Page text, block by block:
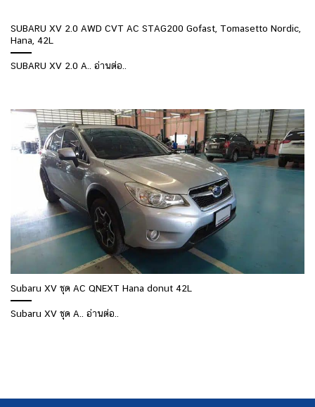
SUBARU XV 2.0 AWD CVT AC STAG200 Gofast, Tomasetto Nordic,
Hana, 42L
SUBARU XV 2.0 A.. อ่านต่อ..
Subaru XV ชุด AC QNEXT Hana donut 42L
Subaru XV ชุด A.. อ่านต่อ..